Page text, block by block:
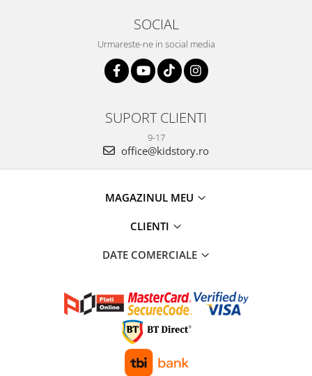
SOCIAL
Urmareste-ne in social media
SUPORT CLIENTI
9-17
office@kidstory.ro
MAGAZINUL MEU
CLIENTI
DATE COMERCIALE